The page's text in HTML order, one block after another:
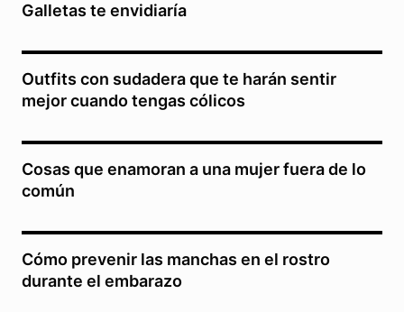
Galletas te envidiaría
Outfits con sudadera que te harán sentir
mejor cuando tengas cólicos
Cosas que enamoran a una mujer fuera de lo
común
Cómo prevenir las manchas en el rostro
durante el embarazo